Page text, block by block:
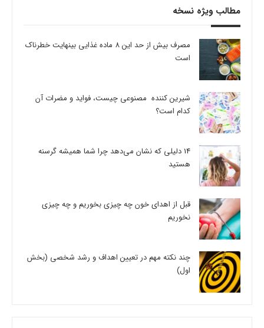
مطالب ویژه نسخه
مصرف بیش از حد این 8 ماده غذایی بینهایت خطرناک
است
شیرین کننده مصنوعی چیست، فواید و مضرات آن
کدام است؟
14 دلیلی که نشان می‌دهد چرا شما همیشه گرسنه
هستید
قبل از اهدای خون چه چیزی بخوریم و چه چیزی
نخوریم
چند نکته مهم در تعیین اهداف و رشد شخصی (بخش
اول)